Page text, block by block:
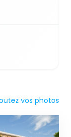
vos photos